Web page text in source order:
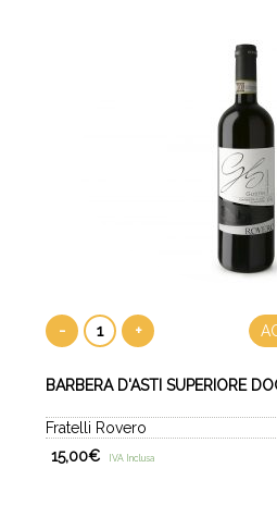
- +
BARBERA D'ASTI SUPERIORE
Fratelli Rovero
15,00€ IVA Inclusa